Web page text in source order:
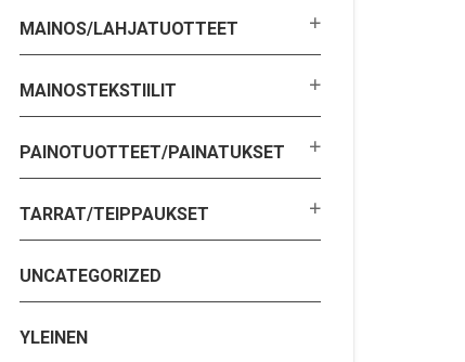
MAINOS/LAHJATUOTTEET
MAINOSTEKSTIILIT
PAINOTUOTTEET/PAINATUKSET
TARRAT/TEIPPAUKSET
UNCATEGORIZED
YLEINEN